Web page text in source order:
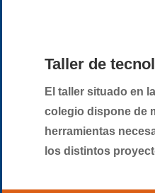
Taller de
El taller situado en
colegio dispone de
herramientas
los distintos